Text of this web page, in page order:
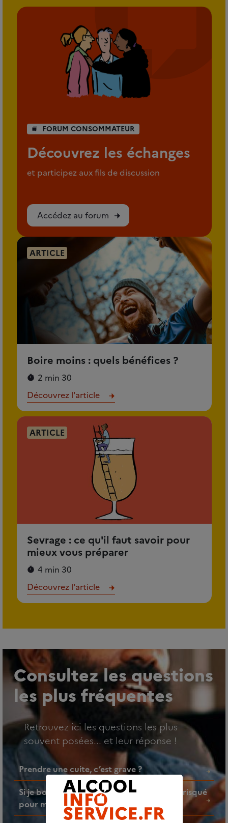
FORUM CONSOMMATEUR
Découvrez les échanges
et participez aux fils de discussion
Accédez au forum
ARTICLE
Boire moins : quels bénéfices ?
2 min 30
Découvrez l'article
ARTICLE
Sevrage : ce qu'il faut savoir pour
mieux vous préparer
4 min 30
Découvrez l'article
Consultez les questions
les plus fréquentes
Retrouvez ici les questions les plus
souvent posées... et leur réponse !
Prendre une cuite, c’est grave ?
Si je bois un verre d’alcool par jour, est-ce risqué
pour ma santé ?